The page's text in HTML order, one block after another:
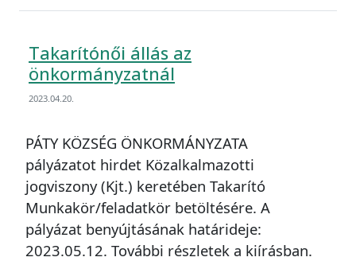
Takarítónői állás az
önkormányzatnál
2023.04.20.
PÁTY KÖZSÉG ÖNKORMÁNYZATA
pályázatot hirdet Közalkalmazotti
jogviszony (Kjt.) keretében Takarító
Munkakör/feladatkör betöltésére. A
pályázat benyújtásának határideje:
2023.05.12. További részletek a kiírásban.